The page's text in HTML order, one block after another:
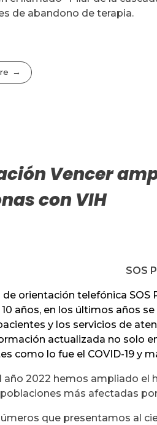
de abandono de terapia.
Vencer
con VIH
SOS
de orientación telefónica
10 años, en los últimos años
y los servicios de
actualizada no solo
como lo fue el COVID-19 y
año 2022 hemos ampliado el
más afectadas
que presentamos al